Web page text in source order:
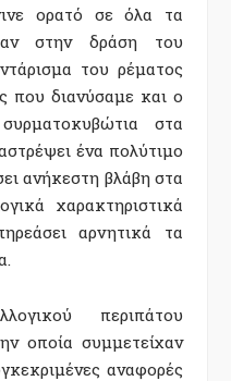
ορατό σε όλα τα
στην δράση του
του ρέματος
που διανύσαμε και ο
στα
ένα πολύτιμο
ανήκεστη βλάβη στα
χαρακτηριστικά
αρνητικά τα
περιπάτου
οποία συμμετείχαν
αναφορές